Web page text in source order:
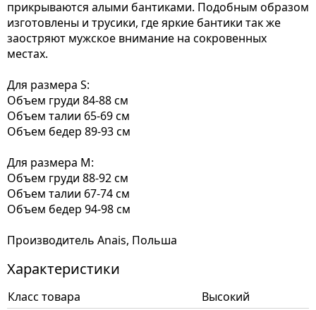
прикрываются алыми бантиками. Подобным образом
изготовлены и трусики, где яркие бантики так же
заостряют мужское внимание на сокровенных
местах.
Для размера S:
Объем груди 84-88 см
Объем талии 65-69 см
Объем бедер 89-93 см
Для размера М:
Объем груди 88-92 см
Объем талии 67-74 см
Объем бедер 94-98 см
Производитель Anais, Польша
Характеристики
Класс товара
Высокий